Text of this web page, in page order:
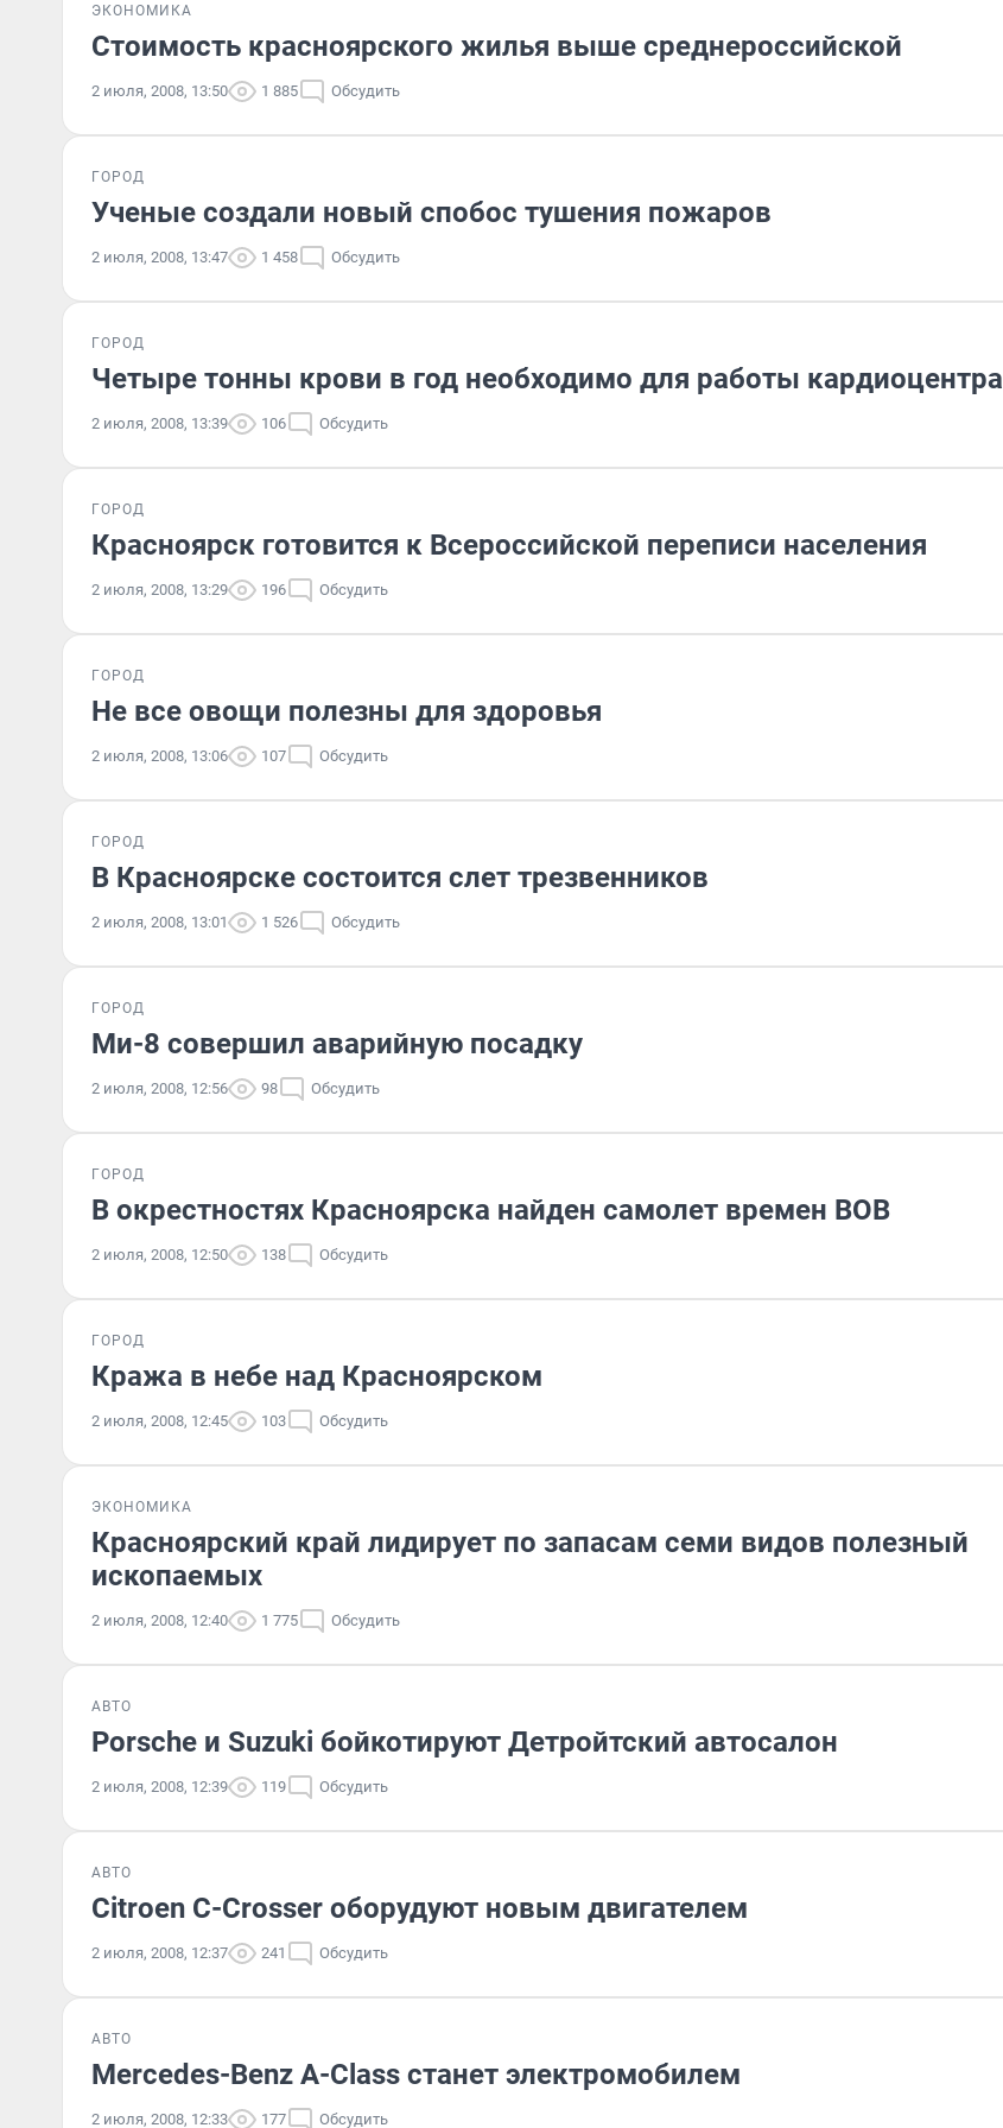
ЭКОНОМИКА
Стоимость красноярского жилья выше среднероссийской
2 июля, 2008, 13:50 1 885 Обсудить
ГОРОД
Ученые создали новый спобос тушения пожаров
2 июля, 2008, 13:47 1 458 Обсудить
ГОРОД
Четыре тонны крови в год необходимо для работы кардиоцентра
2 июля, 2008, 13:39 106 Обсудить
ГОРОД
Красноярск готовится к Всероссийской переписи населения
2 июля, 2008, 13:29 196 Обсудить
ГОРОД
Не все овощи полезны для здоровья
2 июля, 2008, 13:06 107 Обсудить
ГОРОД
В Красноярске состоится слет трезвенников
2 июля, 2008, 13:01 1 526 Обсудить
ГОРОД
Ми-8 совершил аварийную посадку
2 июля, 2008, 12:56 98 Обсудить
ГОРОД
В окрестностях Красноярска найден самолет времен ВОВ
2 июля, 2008, 12:50 138 Обсудить
ГОРОД
Кража в небе над Красноярском
2 июля, 2008, 12:45 103 Обсудить
ЭКОНОМИКА
Красноярский край лидирует по запасам семи видов полезный
ископаемых
2 июля, 2008, 12:40 1 775 Обсудить
АВТО
Porsche и Suzuki бойкотируют Детройтский автосалон
2 июля, 2008, 12:39 119 Обсудить
АВТО
Citroеn C-Crosser оборудуют новым двигателем
2 июля, 2008, 12:37 241 Обсудить
АВТО
Mercedes-Benz A-Class станет электромобилем
2 июля, 2008, 12:33 177 Обсудить